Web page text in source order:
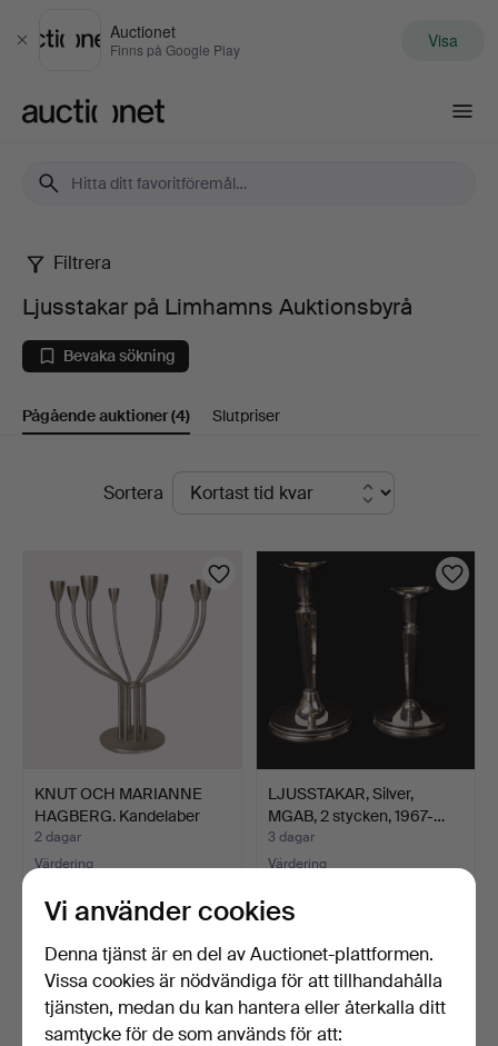
Stäng
Auctionet
Finns på Google Play Visa
Ljusstakar
på
Limhamns
Auktionsbyrå
Filtrera
Ljusstakar på Limhamns Auktionsbyrå
Bevaka sökning
Pågående auktioner(4) Slutpriser
PågåendeSortera
KNUT OCH MARIANNE
HAGBERG. Kandelaber
rost…
2 dagar
Värdering
LJUSSTAKAR, Silver,
MGAB, 2 stycken, 1967-…
3 dagar
Värdering
Vi använder cookies
Denna tjänst är en del av Auctionet-plattformen.
Vissa cookies är nödvändiga för att tillhandahålla
tjänsten, medan du kan hantera eller återkalla ditt
samtycke för de som används för att: